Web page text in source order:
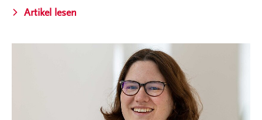
Artikel lesen